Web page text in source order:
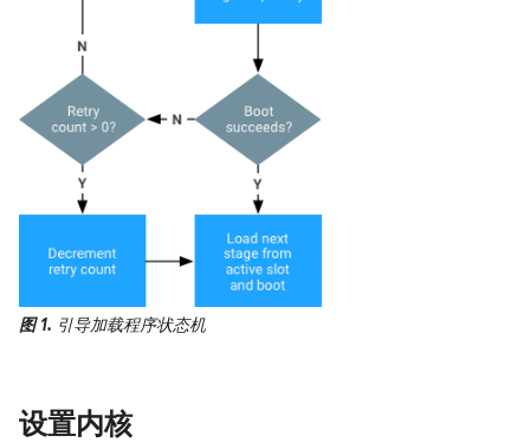
图 1. 引导加载程序状态机
设置内核